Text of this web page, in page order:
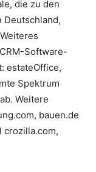
die zu den
Deutschland,
Software-
estateOffice,
Spektrum
Weitere
bauen.de
crozilla.com,